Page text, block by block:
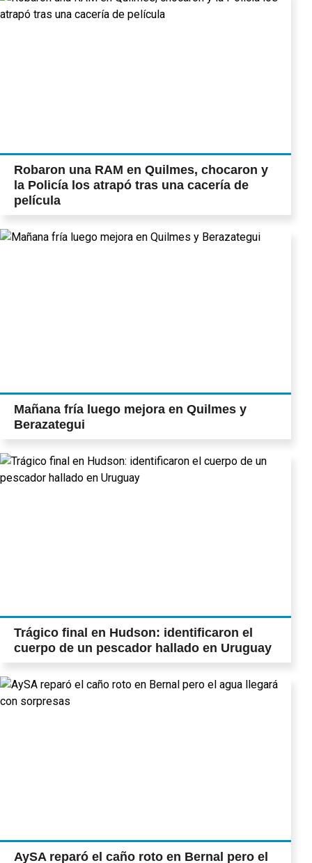
Robaron una RAM en Quilmes, chocaron y
la Policía los atrapó tras una cacería de
película
Mañana fría luego mejora en Quilmes y
Berazategui
Trágico final en Hudson: identificaron el
cuerpo de un pescador hallado en Uruguay
AySA reparó el caño roto en Bernal pero el